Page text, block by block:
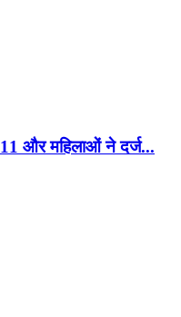
और महिलाओं ने दर्ज...